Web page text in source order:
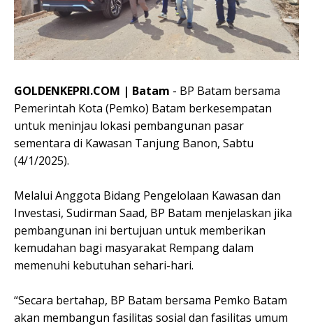
GOLDENKEPRI.COM | Batam - BP Batam bersama
Pemerintah Kota (Pemko) Batam berkesempatan
untuk meninjau lokasi pembangunan pasar
sementara di Kawasan Tanjung Banon, Sabtu
(4/1/2025).
Melalui Anggota Bidang Pengelolaan Kawasan dan
Investasi, Sudirman Saad, BP Batam menjelaskan jika
pembangunan ini bertujuan untuk memberikan
kemudahan bagi masyarakat Rempang dalam
memenuhi kebutuhan sehari-hari.
“Secara bertahap, BP Batam bersama Pemko Batam
akan membangun fasilitas sosial dan fasilitas umum